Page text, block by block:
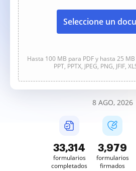
Seleccione un
Hasta 100 MB para PDF y hasta 25 MB
PPT, PPTX, JPEG, PNG, JFIF,
8 AGO, 2026
33,314
formularios
completados
3,979
formularios
firmados